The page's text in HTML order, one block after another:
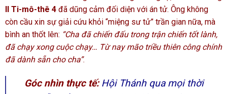
II Ti-mô-thê 4 đã dũng cảm đối diện với án tử. Ông không
còn cầu xin sự giải cứu khỏi “miệng sư tử” trần gian nữa, mà
bình an thốt lên: “Cha đã chiến đấu trong trận chiến tốt lành,
đã chạy xong cuộc chạy… Từ nay mão triều thiên công chính
đã dành sẵn cho cha”.
Góc nhìn thực tế: Hội Thánh qua mọi thời